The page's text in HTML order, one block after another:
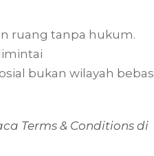
ruang tanpa hukum.
bukan wilayah bebas
Terms & Conditions di